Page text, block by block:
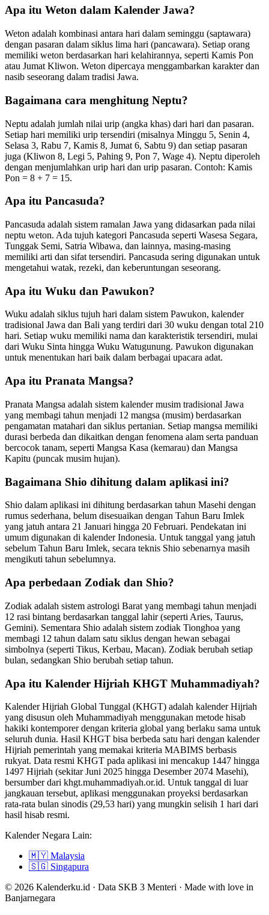
Apa itu Weton dalam Kalender Jawa?
Weton adalah kombinasi antara hari dalam seminggu (saptawara)
dengan pasaran dalam siklus lima hari (pancawara). Setiap orang
memiliki weton berdasarkan hari kelahirannya, seperti Kamis Pon
atau Jumat Kliwon. Weton dipercaya menggambarkan karakter dan
nasib seseorang dalam tradisi Jawa.
Bagaimana cara menghitung Neptu?
Neptu adalah jumlah nilai urip (angka khas) dari hari dan pasaran.
Setiap hari memiliki urip tersendiri (misalnya Minggu 5, Senin 4,
Selasa 3, Rabu 7, Kamis 8, Jumat 6, Sabtu 9) dan setiap pasaran
juga (Kliwon 8, Legi 5, Pahing 9, Pon 7, Wage 4). Neptu diperoleh
dengan menjumlahkan urip hari dan urip pasaran. Contoh: Kamis
Pon = 8 + 7 = 15.
Apa itu Pancasuda?
Pancasuda adalah sistem ramalan Jawa yang didasarkan pada nilai
neptu weton. Ada tujuh kategori Pancasuda seperti Wasesa Segara,
Tunggak Semi, Satria Wibawa, dan lainnya, masing-masing
memiliki arti dan sifat tersendiri. Pancasuda sering digunakan untuk
mengetahui watak, rezeki, dan keberuntungan seseorang.
Apa itu Wuku dan Pawukon?
Wuku adalah siklus tujuh hari dalam sistem Pawukon, kalender
tradisional Jawa dan Bali yang terdiri dari 30 wuku dengan total 210
hari. Setiap wuku memiliki nama dan karakteristik tersendiri, mulai
dari Wuku Sinta hingga Wuku Watugunung. Pawukon digunakan
untuk menentukan hari baik dalam berbagai upacara adat.
Apa itu Pranata Mangsa?
Pranata Mangsa adalah sistem kalender musim tradisional Jawa
yang membagi tahun menjadi 12 mangsa (musim) berdasarkan
pengamatan matahari dan siklus pertanian. Setiap mangsa memiliki
durasi berbeda dan dikaitkan dengan fenomena alam serta panduan
bercocok tanam, seperti Mangsa Kasa (kemarau) dan Mangsa
Kapitu (puncak musim hujan).
Bagaimana Shio dihitung dalam aplikasi ini?
Shio dalam aplikasi ini dihitung berdasarkan tahun Masehi dengan
rumus sederhana, belum disesuaikan dengan Tahun Baru Imlek
yang jatuh antara 21 Januari hingga 20 Februari. Pendekatan ini
umum digunakan di kalender Indonesia. Untuk tanggal yang jatuh
sebelum Tahun Baru Imlek, secara teknis Shio sebenarnya masih
mengikuti tahun sebelumnya.
Apa perbedaan Zodiak dan Shio?
Zodiak adalah sistem astrologi Barat yang membagi tahun menjadi
12 rasi bintang berdasarkan tanggal lahir (seperti Aries, Taurus,
Gemini). Sementara Shio adalah sistem zodiak Tionghoa yang
membagi 12 tahun dalam satu siklus dengan hewan sebagai
simbolnya (seperti Tikus, Kerbau, Macan). Zodiak berubah setiap
bulan, sedangkan Shio berubah setiap tahun.
Apa itu Kalender Hijriah KHGT Muhammadiyah?
Kalender Hijriah Global Tunggal (KHGT) adalah kalender Hijriah
yang disusun oleh Muhammadiyah menggunakan metode hisab
hakiki kontemporer dengan kriteria global yang berlaku sama untuk
seluruh dunia. Hasil KHGT bisa berbeda satu hari dengan kalender
Hijriah pemerintah yang memakai kriteria MABIMS berbasis
rukyat. Data resmi KHGT pada aplikasi ini mencakup 1447 hingga
1497 Hijriah (sekitar Juni 2025 hingga Desember 2074 Masehi),
bersumber dari khgt.muhammadiyah.or.id. Untuk tanggal di luar
jangkauan tersebut, aplikasi menggunakan proyeksi berdasarkan
rata-rata bulan sinodis (29,53 hari) yang mungkin selisih 1 hari dari
hasil hisab resmi.
Kalender Negara Lain:
🇲🇾 Malaysia
🇸🇬 Singapura
© 2026 Kalenderku.id · Data SKB 3 Menteri · Made with love in
Banjarnegara